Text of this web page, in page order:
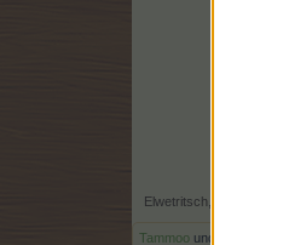
Elwetritsch
Tammoo und